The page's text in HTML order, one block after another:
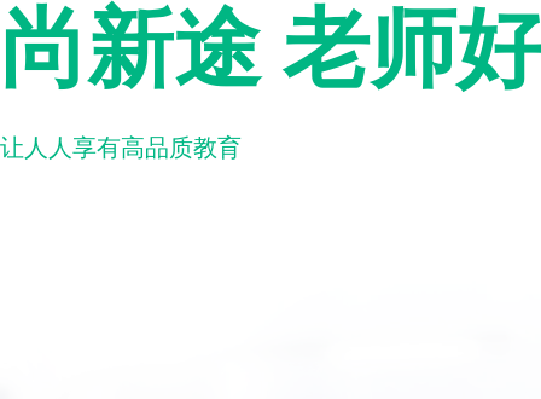
尚新途 老师
让人人享有高品质教育